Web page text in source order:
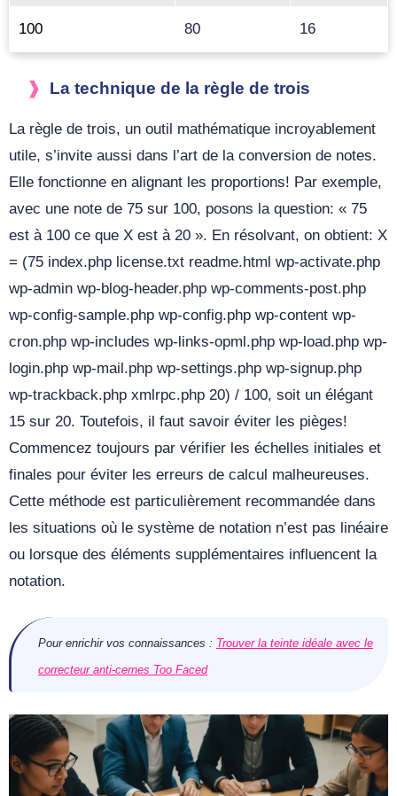
100 80 16
La technique de la règle de trois
La règle de trois, un outil mathématique incroyablement
utile, s’invite aussi dans l’art de la conversion de notes.
Elle fonctionne en alignant les proportions! Par exemple,
avec une note de 75 sur 100, posons la question: « 75
est à 100 ce que X est à 20 ». En résolvant, on obtient: X
= (75 index.php license.txt readme.html wp-activate.php
wp-admin wp-blog-header.php wp-comments-post.php
wp-config-sample.php wp-config.php wp-content wp-
cron.php wp-includes wp-links-opml.php wp-load.php wp-
login.php wp-mail.php wp-settings.php wp-signup.php
wp-trackback.php xmlrpc.php 20) / 100, soit un élégant
15 sur 20. Toutefois, il faut savoir éviter les pièges!
Commencez toujours par vérifier les échelles initiales et
finales pour éviter les erreurs de calcul malheureuses.
Cette méthode est particulièrement recommandée dans
les situations où le système de notation n’est pas linéaire
ou lorsque des éléments supplémentaires influencent la
notation.
Pour enrichir vos connaissances : Trouver la teinte idéale avec le
correcteur anti-cernes Too Faced